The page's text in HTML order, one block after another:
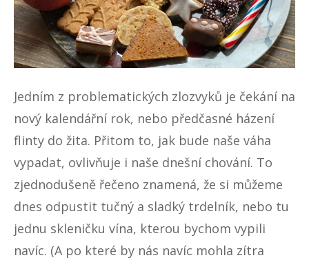
Jedním z problematických zlozvyků je čekání na
nový kalendářní rok, nebo předčasné házení
flinty do žita. Přitom to, jak bude naše váha
vypadat, ovlivňuje i naše dnešní chování. To
zjednodušeně řečeno znamená, že si můžeme
dnes odpustit tučný a sladký trdelník, nebo tu
jednu skleničku vína, kterou bychom vypili
navíc. (A po které by nás navíc mohla zítra